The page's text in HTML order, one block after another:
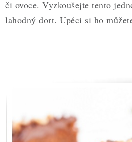
DO KUCHYNĚ
TÉMATICKÉ PRODUKTY
či ovoce. Vyzkoušejte tento
lahodný dort. Upéci si ho